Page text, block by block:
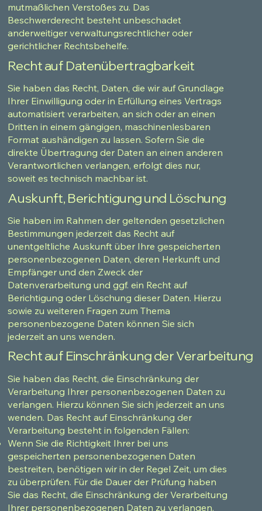
Recht auf Einschränkung der Verarbeitung
Sie haben das Recht, die Einschränkung der
Verarbeitung Ihrer personenbezogenen Daten zu
verlangen. Hierzu können Sie sich jederzeit an uns
wenden. Das Recht auf Einschränkung der
Verarbeitung besteht in folgenden Fällen:
Wenn Sie die Richtigkeit Ihrer bei uns
gespeicherten personenbezogenen Daten
bestreiten, benötigen wir in der Regel Zeit, um dies
zu überprüfen. Für die Dauer der Prüfung haben
Sie das Recht, die Einschränkung der Verarbeitung
Ihrer personenbezogenen Daten zu verlangen.
Auskunft, Berichtigung und Löschung
Sie haben im Rahmen der geltenden gesetzlichen
Bestimmungen jederzeit das Recht auf
unentgeltliche Auskunft über Ihre gespeicherten
personenbezogenen Daten, deren Herkunft und
Empfänger und den Zweck der
Datenverarbeitung und ggf. ein Recht auf
Berichtigung oder Löschung dieser Daten. Hierzu
sowie zu weiteren Fragen zum Thema
personenbezogene Daten können Sie sich
jederzeit an uns wenden.
Recht auf Datenübertragbarkeit
Sie haben das Recht, Daten, die wir auf Grundlage
Ihrer Einwilligung oder in Erfüllung eines Vertrags
automatisiert verarbeiten, an sich oder an einen
Dritten in einem gängigen, maschinenlesbaren
Format aushändigen zu lassen. Sofern Sie die
direkte Übertragung der Daten an einen anderen
Verantwortlichen verlangen, erfolgt dies nur,
soweit es technisch machbar ist.
mutmaßlichen Verstoßes zu. Das
Beschwerderecht besteht unbeschadet
anderweitiger verwaltungsrechtlicher oder
gerichtlicher Rechtsbehelfe.